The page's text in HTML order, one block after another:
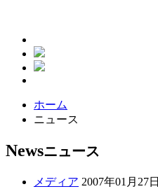
ホーム
ニュース
Newsニュース
メディア 2007年01月27日